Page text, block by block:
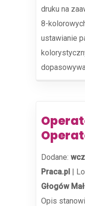
druku na
8-
ustawianie
Dodane:
Praca.pl |
Głogów
Opis